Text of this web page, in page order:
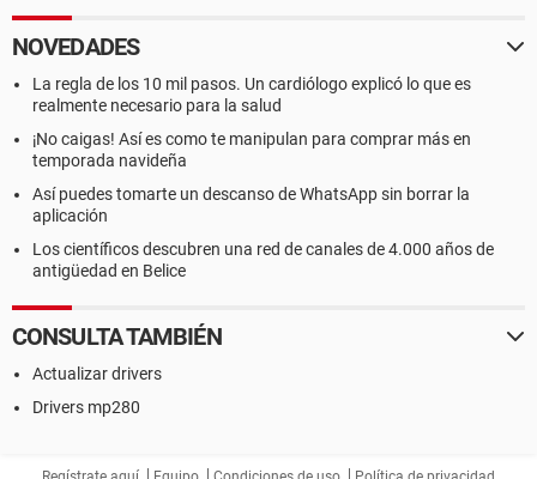
NOVEDADES
La regla de los 10 mil pasos. Un cardiólogo explicó lo que es
realmente necesario para la salud
¡No caigas! Así es como te manipulan para comprar más en
temporada navideña
Así puedes tomarte un descanso de WhatsApp sin borrar la
aplicación
Los científicos descubren una red de canales de 4.000 años de
antigüedad en Belice
CONSULTA TAMBIÉN
Actualizar drivers
Drivers mp280